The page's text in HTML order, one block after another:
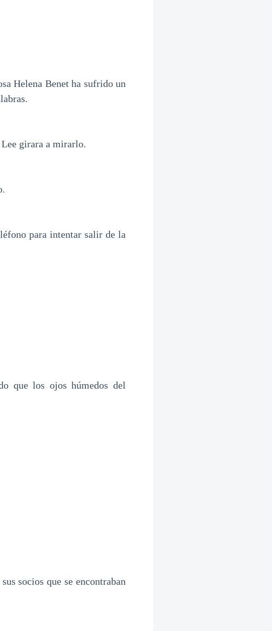
Helena Benet ha sufrido un
girara a mirarlo.
para intentar salir de la
que los ojos húmedos del
socios que se encontraban